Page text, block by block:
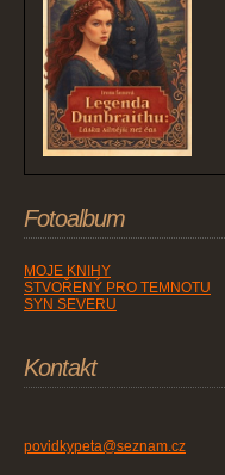
Fotoalbum
MOJE KNIHY
STVOŘENÝ PRO TEMNOTU
SYN SEVERU
Kontakt
povidkypeta@seznam.cz